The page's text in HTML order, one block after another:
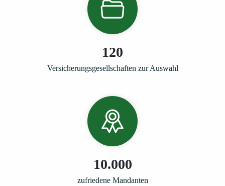
120
Versicherungsgesellschaften zur Auswahl
10.000
zufriedene Mandanten